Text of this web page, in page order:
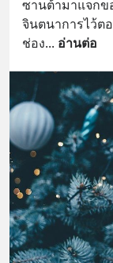
ซานต้ามาแจกข
จินตนาการไว้ต
ช่อง... อ่านต่อ